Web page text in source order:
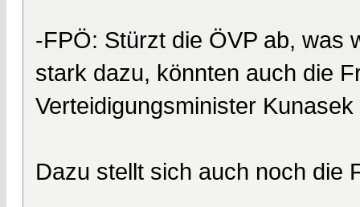
-FPÖ: Stürzt die ÖVP ab, was
stark dazu, könnten auch die
Verteidigungsminister
Dazu stellt sich auch noch die